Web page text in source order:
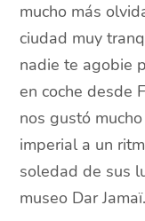
mucho más
ciudad muy
nadie te agobie
en coche desde
nos gustó
imperial a un
soledad de sus
museo Dar Jamaï.